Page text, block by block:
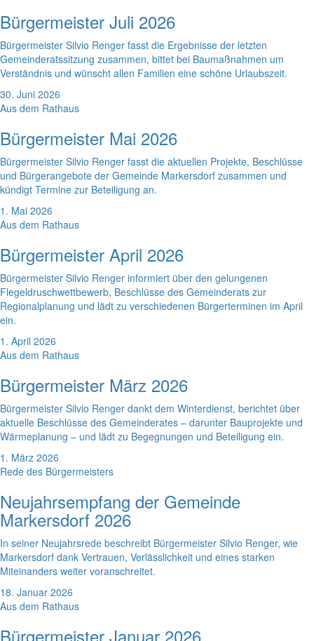
Bürgermeister Juli 2026
Bürgermeister Silvio Renger fasst die Ergebnisse der letzten
Gemeinderatssitzung zusammen, bittet bei Baumaßnahmen um
Verständnis und wünscht allen Familien eine schöne Urlaubszeit.
30. Juni 2026
Aus dem Rathaus
Bürgermeister Mai 2026
Bürgermeister Silvio Renger fasst die aktuellen Projekte, Beschlüsse
und Bürgerangebote der Gemeinde Markersdorf zusammen und
kündigt Termine zur Beteiligung an.
1. Mai 2026
Aus dem Rathaus
Bürgermeister April 2026
Bürgermeister Silvio Renger informiert über den gelungenen
Flegeldruschwettbewerb, Beschlüsse des Gemeinderats zur
Regionalplanung und lädt zu verschiedenen Bürgerterminen im April
ein.
1. April 2026
Aus dem Rathaus
Bürgermeister März 2026
Bürgermeister Silvio Renger dankt dem Winterdienst, berichtet über
aktuelle Beschlüsse des Gemeinderates – darunter Bauprojekte und
Wärmeplanung – und lädt zu Begegnungen und Beteiligung ein.
1. März 2026
Rede des Bürgermeisters
Neujahrsempfang der Gemeinde
Markersdorf 2026
In seiner Neujahrsrede beschreibt Bürgermeister Silvio Renger, wie
Markersdorf dank Vertrauen, Verlässlichkeit und eines starken
Miteinanders weiter voranschreitet.
18. Januar 2026
Aus dem Rathaus
Bürgermeister Januar 2026